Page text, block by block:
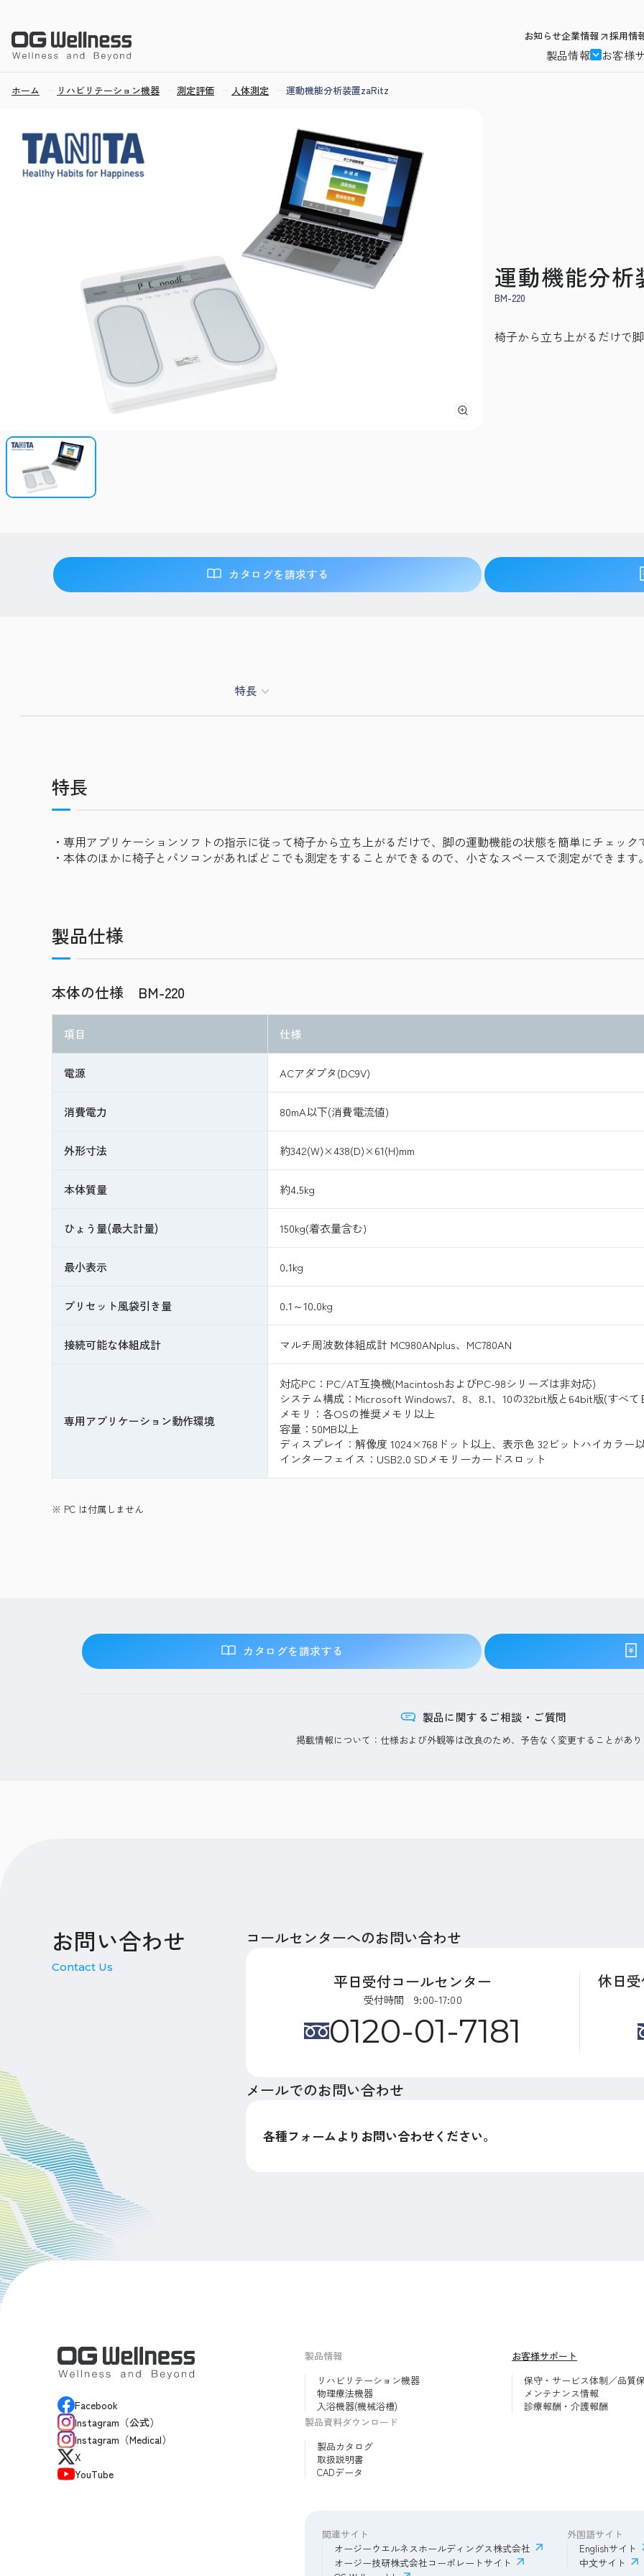
お知らせ企業情報 採用情
製品情報
お客様
ホーム リハビリテーション機器 測定評価 人体測定 運動機能分析装置zaRitz
運動機能分析
BM-220
椅子から立ち上がるだけで
カタログを請求する
特長
特長
・専用アプリケーションソフトの指示に従って椅子から立ち上がるだけで、脚の運動機能の状態を簡単にチェック
・本体のほかに椅子とパソコンがあればどこでも測定をすることができるので、小さなスペースで測定ができます。
製品仕様
本体の仕様 BM-220
項目 仕様
電源 ACアダプタ(DC9V)
消費電力 80mA以下(消費電流値)
外形寸法 約342(W)×438(D)×61(H)mm
本体質量 約4.5kg
ひょう量(最大計量) 150kg(着衣量含む)
最小表示 0.1kg
プリセット風袋引き量 0.1～10.0kg
接続可能な体組成計 マルチ周波数体組成計 MC980ANplus、MC780AN
専用アプリケーション動作環境
対応PC：PC/AT互換機(MacintoshおよびPC-98シリーズは非対応)
システム構成：Microsoft Windows7、8、8.1、10の32bit版と64bit版(すべて
メモリ：各OSの推奨メモリ以上
容量：50MB以上
ディスプレイ：解像度 1024×768ドット以上、表示色 32ビットハイカラー
インターフェイス：USB2.0 SDメモリーカードスロット
※ PC は付属しません
カタログを請求する
製品に関するご相談・ご質問
掲載情報について：仕様および外観等は改良のため、予告なく変更することがあり
お問い合わせ
Contact Us
コールセンターへのお問い合わせ
平日受付コールセンター
受付時間 9:00-17:00
0120-01-7181
休日
メールでのお問い合わせ
各種フォームよりお問い合わせください。
Facebook
Instagram（公式）
Instagram（Medical）
X
YouTube
製品情報
リハビリテーション機器
物理療法機器
入浴機器(機械浴槽)
製品資料ダウンロード
製品カタログ
取扱説明書
CADデータ
お客様サポート
保守・サービス体制／品質
メンテナンス情報
診療報酬・介護報酬
関連サイト
オージーウエルネスホールディングス株式会社
オージー技研株式会社コーポレートサイト
外国語サイト
Englishサイト
中文サイト